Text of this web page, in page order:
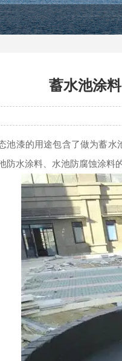
蓄水池涂
池漆的用途包含了做为蓄水
防水涂料、水池防腐蚀涂料